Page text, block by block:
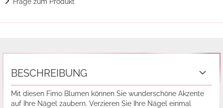
BESCHREIBUNG
Mit diesen Fimo Blumen können Sie wunderschöne Akzente
auf Ihre Nägel zaubern. Verzieren Sie Ihre Nägel einmal